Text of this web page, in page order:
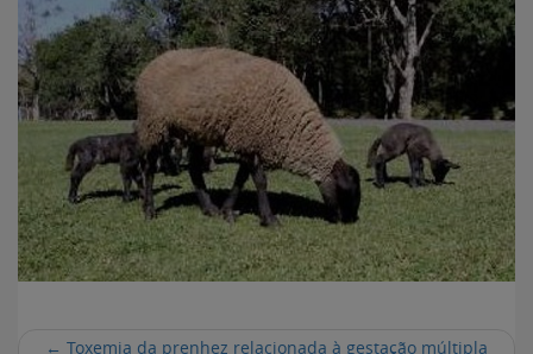
← Toxemia da prenhez relacionada à gestação múltipla